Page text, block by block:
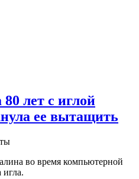
лет с иглой
ее вытащить
во время компьютерной